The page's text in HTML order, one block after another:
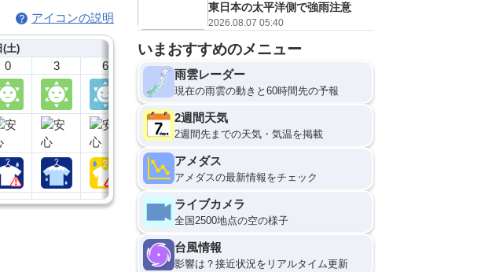
アイコンの説明
(土)
0 3 6 9 12
東日本の太平洋側で強雨注意
2026.08.07 05:40
いまおすすめのメニュー
雨雲レーダー
現在の雨雲の動きと60時間先の予報
2週間天気
2週間先までの天気・気温を掲載
アメダス
アメダスの最新情報をチェック
ライブカメラ
全国2500地点の空の様子
台風情報
影響は？接近状況をリアルタイム更新